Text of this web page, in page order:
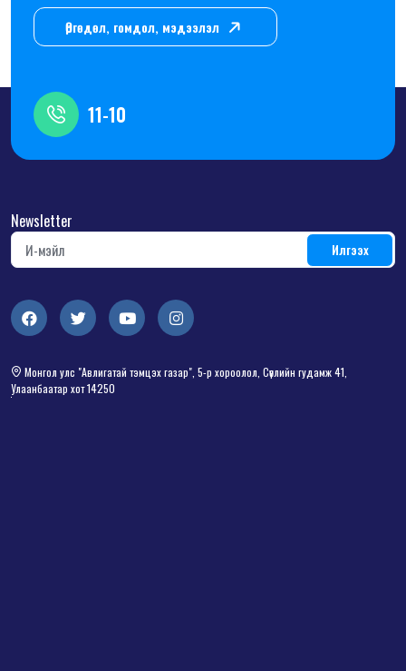
Өргөдөл, гомдол, мэдээлэл
11-10
Newsletter
Монгол улс "Авлигатай тэмцэх газар", 5-р хороолол, Сөүлийн гудамж 41,
Улаанбаатар хот 14250